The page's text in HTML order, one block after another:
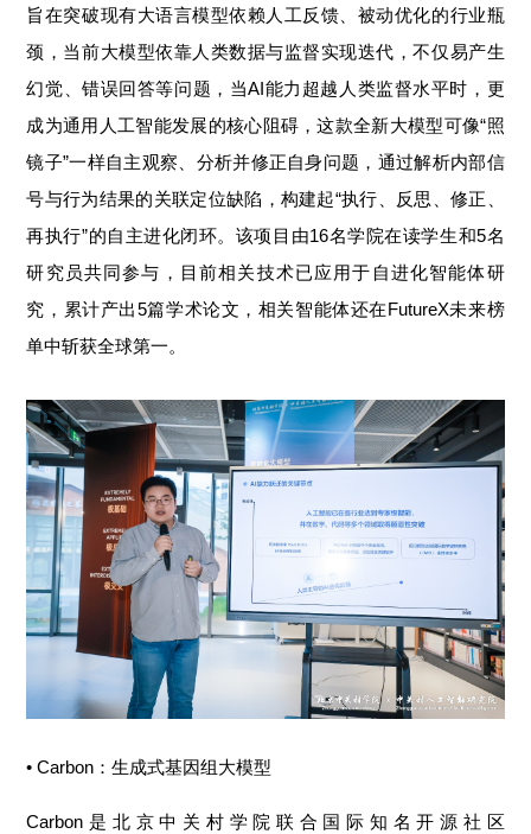
旨在突破现有大语言模型依赖人工反馈、被动优化的行业瓶
颈，当前大模型依靠人类数据与监督实现迭代，不仅易产生
幻觉、错误回答等问题，当AI能力超越人类监督水平时，更
成为通用人工智能发展的核心阻碍，这款全新大模型可像“照
镜子”一样自主观察、分析并修正自身问题，通过解析内部信
号与行为结果的关联定位缺陷，构建起“执行、反思、修正、
再执行”的自主进化闭环。该项目由16名学院在读学生和5名
研究员共同参与，目前相关技术已应用于自进化智能体研
究，累计产出5篇学术论文，相关智能体还在FutureX未来榜
单中斩获全球第一。
• Carbon：生成式基因组大模型
Carbon是北京中关村学院联合国际知名开源社区